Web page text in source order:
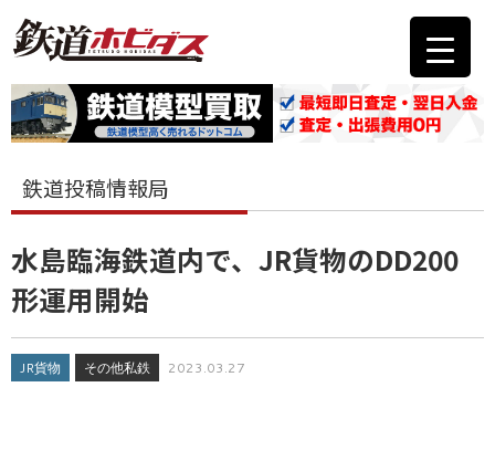
鉄道投稿情報局
水島臨海鉄道内で、JR貨物のDD200
形運用開始
JR貨物 その他私鉄 2023.03.27